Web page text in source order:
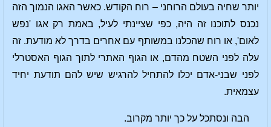
יותר שחיה בעולם הרוחני – רוח הקודש. כאשר האגו הנמוך הזה
נכנס לתוכנו זה היה, כפי שציינתי לעיל, באמת רק אגו 'נפש
לאום', או רוח שהכלנו במשותף עם אחרים בדרך לא מודעת. זה
עלה לפני השטח מהדם, או הגוף האתרי לתוך הגוף האסטרלי
לפני שבני-אדם יכלו להתחיל להרגיש שיש להם תודעת יחיד
עצמאית.
הבה ונסתכל על כך יותר מקרוב.